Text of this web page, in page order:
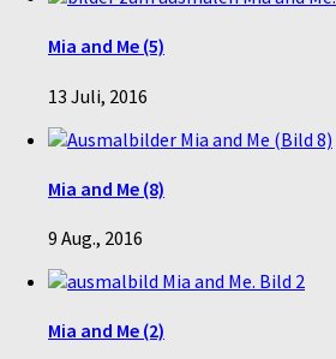
Mia and Me (5)
13 Juli, 2016
Mia and Me (8)
9 Aug., 2016
Mia and Me (2)